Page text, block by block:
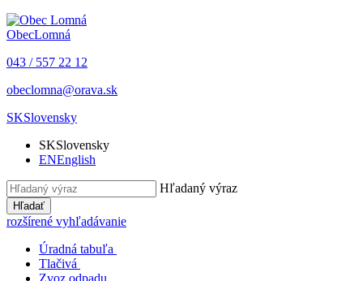
ObecLomná
043 / 557 22 12
obeclomna@orava.sk
SKSlovensky
SKSlovensky
ENEnglish
Hľadaný výraz
Hľadať
rozšírené vyhľadávanie
Úradná tabuľa
Tlačivá
Zvoz odpadu